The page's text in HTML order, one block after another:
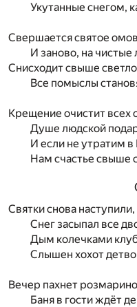
Укутанные снегом,
Свершается святое
И заново, на чистые
Снисходит свыше
Все помыслы
Крещение очистит всех
Душе людской
И если не утратим в
Нам счастье свыше
Святки снова наступили,
Снег засыпал все
Дым колечками
Слышен хохот
Вечер пахнет
Баня в гости ждёт